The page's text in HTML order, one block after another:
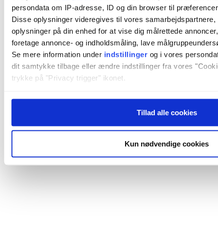
persondata om IP-adresse, ID og din browser til
Disse oplysninger videregives til vores samarbejdspartnere,
oplysninger på din enhed for at vise dig målrettede
foretage annonce- og indholdsmåling, lave
Se mere information under indstillingerog i vores
dit samtykke tilbage eller ændre indstillinger fra vores
trykke på "Privacy trigger" ikonet.
Hvis du tillader det, vil vi også gerne:
Indsamle præcise oplysninger om din placering, der
meter
Dine valg anvendes på hele websitet.
Tillad alle cookies
Kun nødvendige cookies